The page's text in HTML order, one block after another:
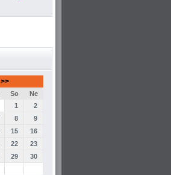
>>
So
Ne
1
2
8
9
15
16
22
23
29
30